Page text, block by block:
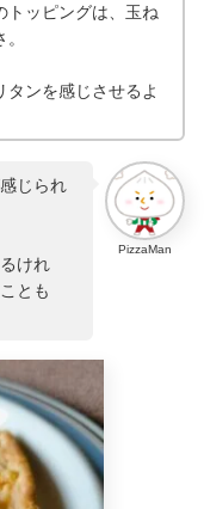
トッピングは、玉ね
タンを感じさせるよ
PizzaMan
じられ
けれ
とも